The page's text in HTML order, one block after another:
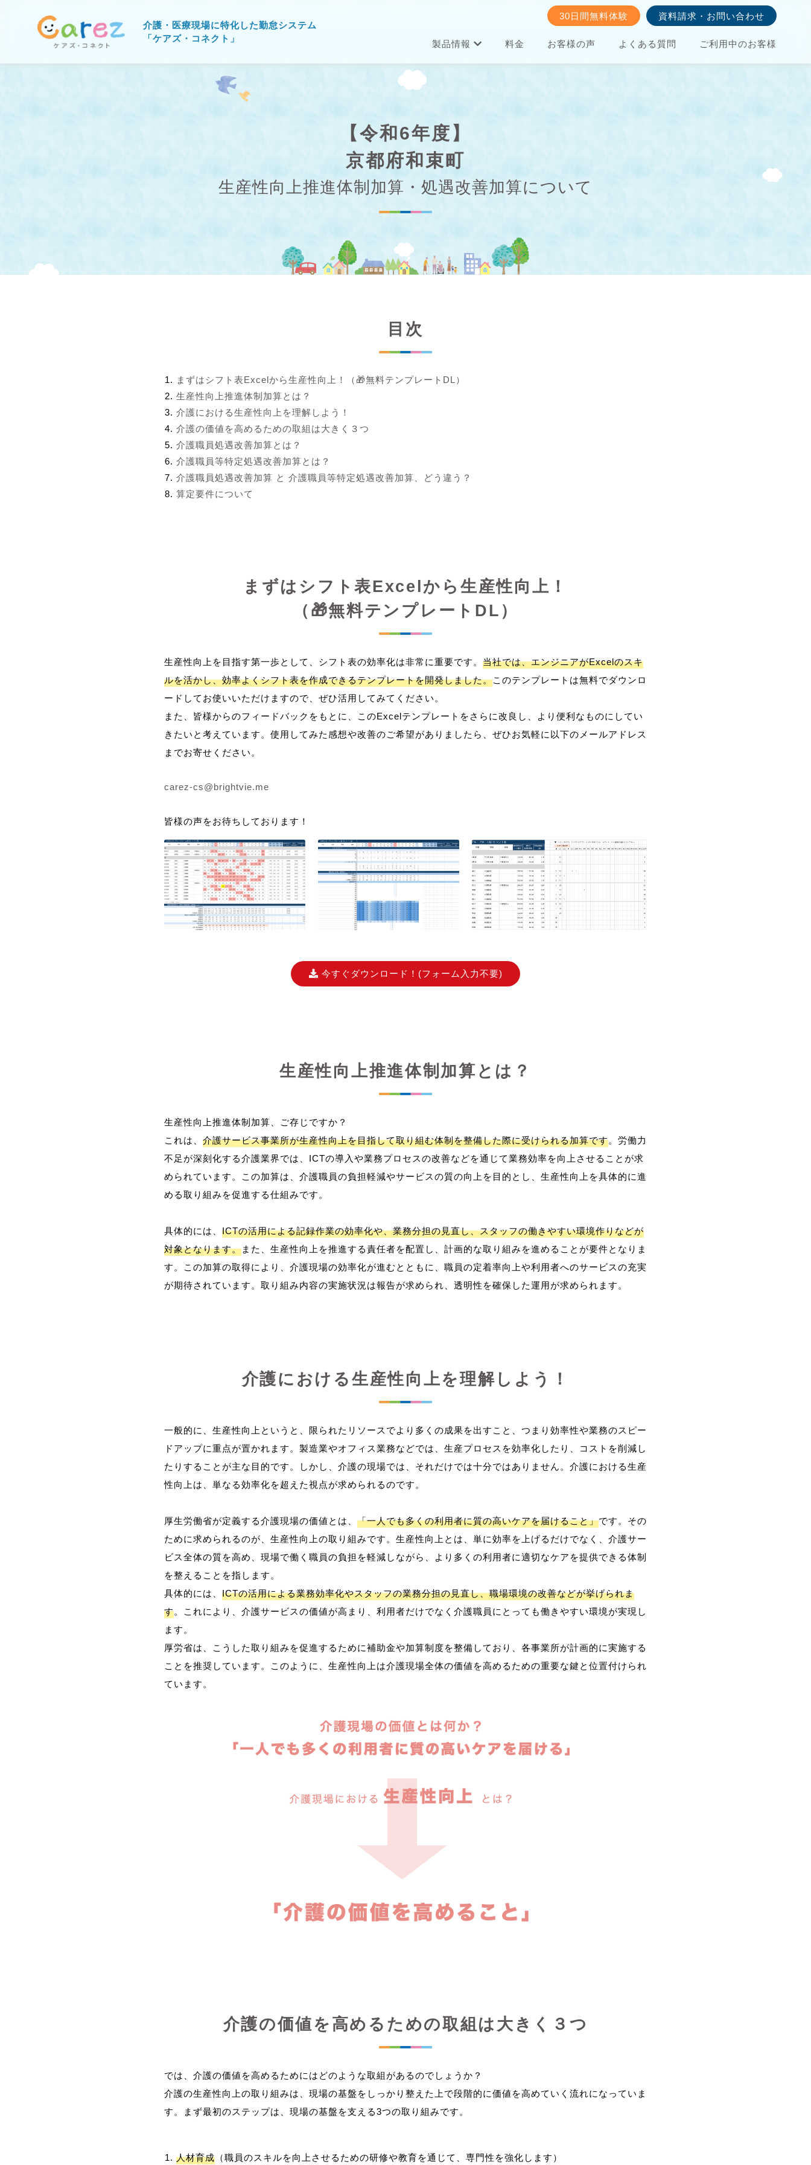
介護・医療現場に特化した勤怠システム
「ケアズ・コネクト」
製品情報 料金 お客様の声 よくある質問 ご利用中のお客様
30日間無料体験 資料請求・お問い合わせ
【令和6年度】
京都府和束町
生産性向上推進体制加算・処遇改善加算について
目次
まずはシフト表Excelから生産性向上！（🎁無料テンプレートDL）
生産性向上推進体制加算とは？
介護における生産性向上を理解しよう！
介護の価値を高めるための取組は大きく３つ
介護職員処遇改善加算とは？
介護職員等特定処遇改善加算とは？
介護職員処遇改善加算 と 介護職員等特定処遇改善加算、どう違う？
算定要件について
まずはシフト表Excelから生産性向上！
（🎁無料テンプレートDL）
生産性向上を目指す第一歩として、シフト表の効率化は非常に重要です。 当社では、エンジニアがExcelのスキ
ルを活かし、効率よくシフト表を作成できるテンプレートを開発しました。このテンプレートは無料でダウンロ
ードしてお使いいただけますので、ぜひ活用してみてください。
また、皆様からのフィードバックをもとに、このExcelテンプレートをさらに改良し、より便利なものにしてい
きたいと考えています。使用してみた感想や改善のご希望がありましたら、ぜひお気軽に以下のメールアドレス
までお寄せください。
carez-cs@brightvie.me
皆様の声をお待ちしております！
今すぐダウンロード！ (フォーム入力不要)
生産性向上推進体制加算とは？
生産性向上推進体制加算、ご存じですか？
これは、 介護サービス事業所が生産性向上を目指して取り組む体制を整備した際に受けられる加算です。労働力
不足が深刻化する介護業界では、ICTの導入や業務プロセスの改善などを通じて業務効率を向上させることが求
められています。この加算は、介護職員の負担軽減やサービスの質の向上を目的とし、生産性向上を具体的に進
める取り組みを促進する仕組みです。
具体的には、 ICTの活用による記録作業の効率化や、業務分担の見直し、スタッフの働きやすい環境作りなどが
対象となります。また、生産性向上を推進する責任者を配置し、計画的な取り組みを進めることが要件となりま
す。この加算の取得により、介護現場の効率化が進むとともに、職員の定着率向上や利用者へのサービスの充実
介護における生産性向上を理解しよう！
一般的に、生産性向上というと、限られたリソースでより多くの成果を出すこと、つまり効率性や業務のスピー
ドアップに重点が置かれます。製造業やオフィス業務などでは、生産プロセスを効率化したり、コストを削減し
たりすることが主な目的です。しかし、介護の現場では、それだけでは十分ではありません。介護における生産
性向上は、単なる効率化を超えた視点が求められるのです。
厚生労働省が定義する介護現場の価値とは、 「一人でも多くの利用者に質の高いケアを届けること」です。その
ために求められるのが、生産性向上の取り組みです。生産性向上とは、単に効率を上げるだけでなく、介護サー
ビス全体の質を高め、現場で働く職員の負担を軽減しながら、より多くの利用者に適切なケアを提供できる体制
を整えることを指します。
具体的には、 ICTの活用による業務効率化やスタッフの業務分担の見直し、職場環境の改善などが挙げられま
す。これにより、介護サービスの価値が高まり、利用者だけでなく介護職員にとっても働きやすい環境が実現し
ます。
厚労省は、こうした取り組みを促進するために補助金や加算制度を整備しており、各事業所が計画的に実施する
ことを推奨しています。このように、生産性向上は介護現場全体の価値を高めるための重要な鍵と位置付けられ
介護の価値を高めるための取組は大きく３つ
では、介護の価値を高めるためにはどのような取組があるのでしょうか？
介護の生産性向上の取り組みは、現場の基盤をしっかり整えた上で段階的に価値を高めていく流れになっていま
人材育成 （職員のスキルを向上させるための研修や教育を通じて、専門性を強化します）